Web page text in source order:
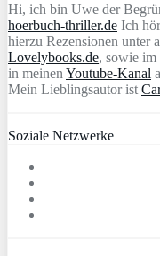
Hi, ich bin Uwe der
hoerbuch-thriller.de Ich
hierzu Rezensionen unter
Lovelybooks.de, sowie im
in meinen Youtube-Kanal
Mein Lieblingsautor ist
Soziale Netzwerke